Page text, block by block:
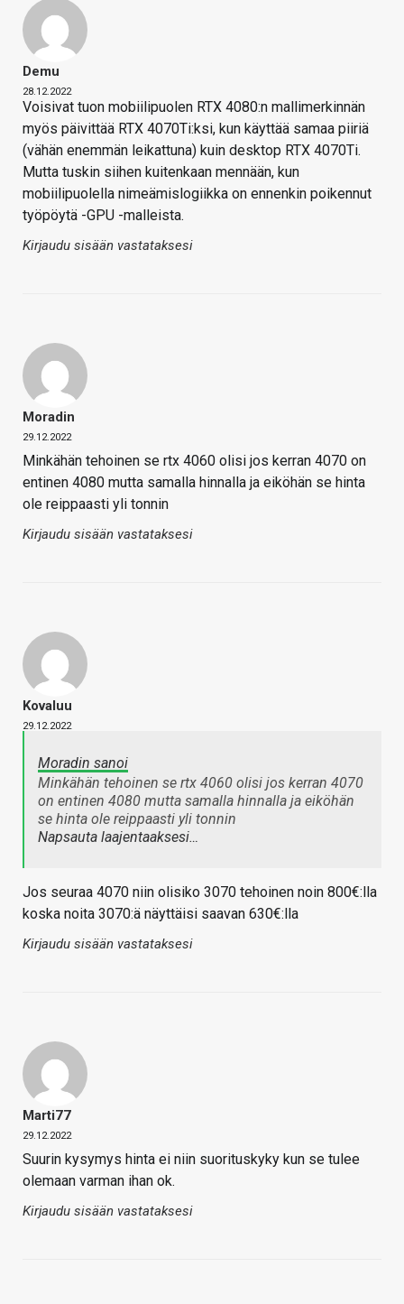
Demu
28.12.2022
Voisivat tuon mobiilipuolen RTX 4080:n mallimerkinnän
myös päivittää RTX 4070Ti:ksi, kun käyttää samaa piiriä
(vähän enemmän leikattuna) kuin desktop RTX 4070Ti.
Mutta tuskin siihen kuitenkaan mennään, kun
mobiilipuolella nimeämislogiikka on ennenkin poikennut
työpöytä -GPU -malleista.
Kirjaudu sisään vastataksesi
Moradin
29.12.2022
Minkähän tehoinen se rtx 4060 olisi jos kerran 4070 on
entinen 4080 mutta samalla hinnalla ja eiköhän se hinta
ole reippaasti yli tonnin
Kirjaudu sisään vastataksesi
Kovaluu
29.12.2022
Moradin sanoi
Minkähän tehoinen se rtx 4060 olisi jos kerran 4070
on entinen 4080 mutta samalla hinnalla ja eiköhän
se hinta ole reippaasti yli tonnin
Napsauta laajentaaksesi…
Jos seuraa 4070 niin olisiko 3070 tehoinen noin 800€:lla
koska noita 3070:ä näyttäisi saavan 630€:lla
Kirjaudu sisään vastataksesi
Marti77
29.12.2022
Suurin kysymys hinta ei niin suorituskyky kun se tulee
olemaan varman ihan ok.
Kirjaudu sisään vastataksesi